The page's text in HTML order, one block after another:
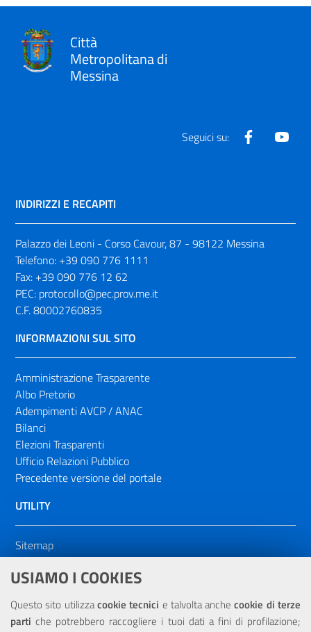
USIAMO I COOKIES
Questo sito utilizzacookie tecnici e talvolta anchecookie di terze
parti che potrebbero raccogliere i tuoi dati a fini di profilazione;
Città
Metropolitana di
Messina
Seguici su: Facebook
INDIRIZZI E RECAPITI
Palazzo dei Leoni - Corso Cavour, 87 - 98122 Messina
Telefono: +39 090 776 1111
Fax: +39 090 776 12 62
PEC: protocollo@pec.prov.me.it
C.F. 80002760835
INFORMAZIONI SUL SITO
Amministrazione Trasparente
Albo Pretorio
Adempimenti AVCP / ANAC
Bilanci
Elezioni Trasparenti
Ufficio Relazioni Pubblico
Precedente versione del portale
UTILITY
Sitemap
Dichiarazione di accessibilità
NOTE LEGALI